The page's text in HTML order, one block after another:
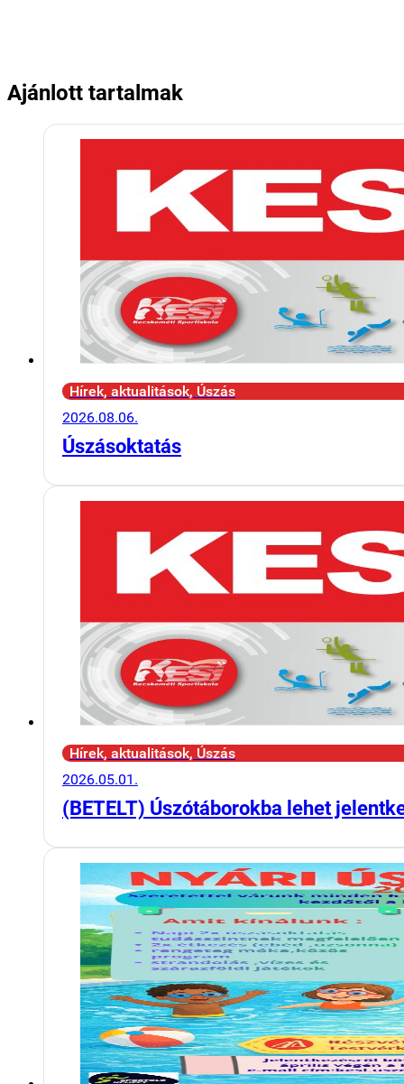
Ajánlott tartalmak
Hírek, aktualitások, Úszás
2026.08.06.
Úszásoktatás
Hírek, aktualitások, Úszás
2026.05.01.
(BETELT) Úszótáborokba lehet